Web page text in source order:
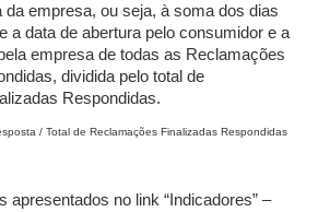
da empresa, ou seja, à soma dos dias
a data de abertura pelo consumidor e a
empresa de todas as Reclamações
dividida pelo total de
Respondidas.
/ Total de Reclamações Finalizadas Respondidas
apresentados no link “Indicadores” –